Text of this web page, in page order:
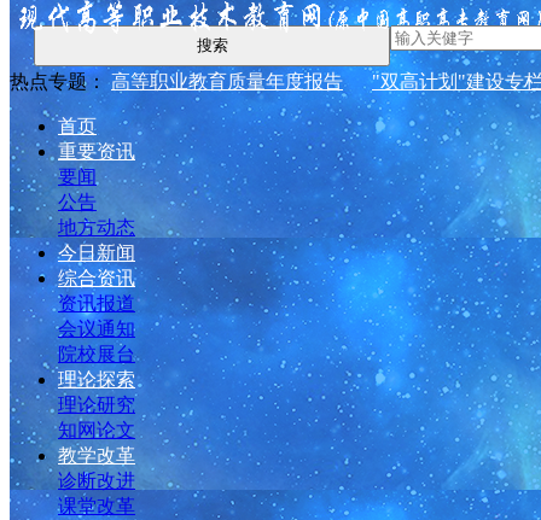
搜索
热点专题： 高等职业教育质量年度报告 "双高计划"建设专
首页
重要资讯
要闻
公告
地方动态
今日新闻
综合资讯
资讯报道
会议通知
院校展台
理论探索
理论研究
知网论文
教学改革
诊断改进
课堂改革